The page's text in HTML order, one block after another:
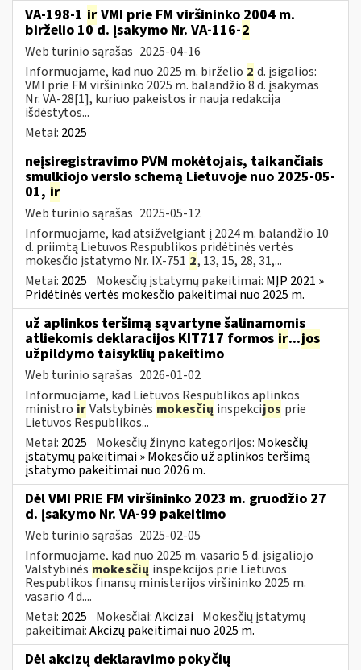
VA-198-1 ir VMI prie FM viršininko 2004 m.
birželio 10 d. įsakymo Nr. VA-116-2
Web turinio sąrašas 2025-04-16
Informuojame, kad nuo 2025 m. birželio 2 d. įsigalios:
VMI prie FM viršininko 2025 m. balandžio 8 d. įsakymas
Nr. VA-28[1], kuriuo pakeistos ir nauja redakcija
išdėstytos...
Metai: 2025
neįsiregistravimo PVM mokėtojais, taikančiais
smulkiojo verslo schemą Lietuvoje nuo 2025-05-
01, ir
Web turinio sąrašas 2025-05-12
Informuojame, kad atsižvelgiant į 2024 m. balandžio 10
d. priimtą Lietuvos Respublikos pridėtinės vertės
mokesčio įstatymo Nr. IX-751 2, 13, 15, 28, 31,...
Metai: 2025 Mokesčių įstatymų pakeitimai: MĮP 2021 »
Pridėtinės vertės mokesčio pakeitimai nuo 2025 m.
už aplinkos teršimą sąvartyne šalinamomis
atliekomis deklaracijos KIT717 formos ir...jos
užpildymo taisyklių pakeitimo
Web turinio sąrašas 2026-01-02
Informuojame, kad Lietuvos Respublikos aplinkos
ministro irValstybinės mokesčių inspekcijos prie
Lietuvos Respublikos...
Metai: 2025 Mokesčių žinyno kategorijos: Mokesčių
įstatymų pakeitimai » Mokesčio už aplinkos teršimą
įstatymo pakeitimai nuo 2026 m.
Dėl VMI PRIE FM viršininko 2023 m. gruodžio 27
d. įsakymo Nr. VA-99 pakeitimo
Web turinio sąrašas 2025-02-05
Informuojame, kad nuo 2025 m. vasario 5 d. įsigaliojo
Valstybinės mokesčių inspekcijos prie Lietuvos
Respublikos finansų ministerijos viršininko 2025 m.
vasario 4 d....
Metai: 2025 Mokesčiai:Akcizai Mokesčių įstatymų
pakeitimai:Akcizų pakeitimai nuo 2025 m.
​​​​​​​Dėl akcizų deklaravimo pokyčių